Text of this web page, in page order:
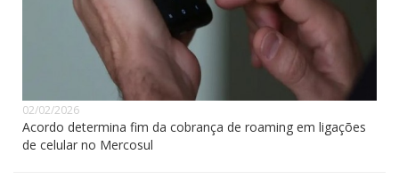
02/02/2026
Acordo determina fim da cobrança de roaming em ligações
de celular no Mercosul